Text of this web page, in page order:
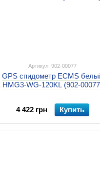
Артикул: 902-00077
GPS спидометр ECMS
HMG3-WG-120KL (902-
4 422 грн Купить